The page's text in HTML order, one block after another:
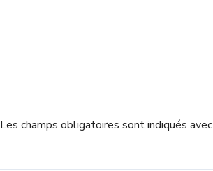
Les champs obligatoires sont indiqués avec